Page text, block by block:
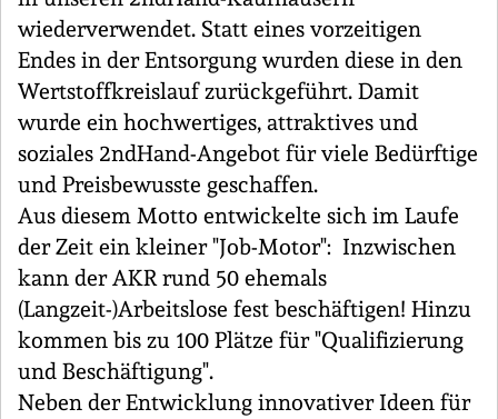
wiederverwendet. Statt eines vorzeitigen
Endes in der Entsorgung wurden diese in den
Wertstoffkreislauf zurückgeführt. Damit
wurde ein hochwertiges, attraktives und
soziales 2ndHand-Angebot für viele Bedürftige
und Preisbewusste geschaffen.
Aus diesem Motto entwickelte sich im Laufe
der Zeit ein kleiner "Job-Motor": Inzwischen
kann der AKR rund 50 ehemals
(Langzeit-)Arbeitslose fest beschäftigen! Hinzu
kommen bis zu 100 Plätze für "Qualifizierung
und Beschäftigung".
Neben der Entwicklung innovativer Ideen für